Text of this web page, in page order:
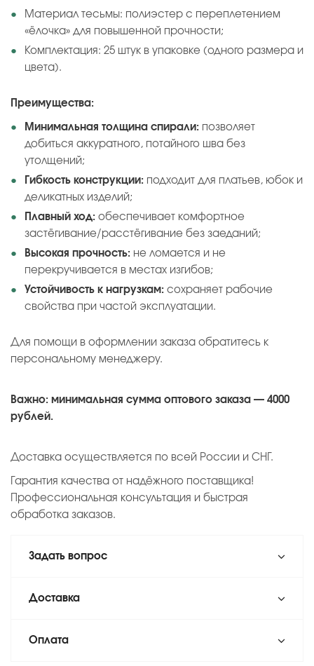
Материал тесьмы: полиэстер с переплетением
«ёлочка» для повышенной прочности;
Комплектация: 25 штук в упаковке (одного размера и
цвета).
Преимущества:
Минимальная толщина спирали: позволяет
добиться аккуратного, потайного шва без
утолщений;
Гибкость конструкции: подходит для платьев, юбок и
деликатных изделий;
Плавный ход: обеспечивает комфортное
застёгивание/расстёгивание без заеданий;
Высокая прочность: не ломается и не
перекручивается в местах изгибов;
Устойчивость к нагрузкам: сохраняет рабочие
свойства при частой эксплуатации.
Для помощи в оформлении заказа обратитесь к
персональному менеджеру.
Важно: минимальная сумма оптового заказа — 4000
рублей.
Доставка осуществляется по всей России и СНГ.
Гарантия качества от надёжного поставщика!
Профессиональная консультация и быстрая
обработка заказов.
Задать вопрос
Доставка
Оплата